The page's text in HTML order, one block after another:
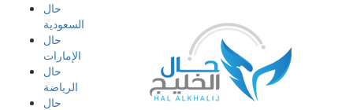
إذهب
المحتوى
حال
السعودية
حال
الإمارات
حال
الرياضة
حال